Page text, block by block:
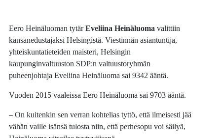
Eero Heinäluoman tytärEveliina Heinäluoma valittiin
kansanedustajaksi Helsingistä. Viestinnän asiantuntija,
yhteiskuntatieteiden maisteri, Helsingin
kaupunginvaltuuston SDP:n valtuustoryhmän
puheenjohtaja Eveliina Heinäluoma sai 9342 ääntä.
Vuoden 2015 vaaleissa Eero Heinäluoma sai 9703 ääntä.
– On kuitenkin sen verran kohtelias tyttö, että ilmeisesti jää
vähän vaille isänsä tulosta niin, että perhesopu voi säilyä,